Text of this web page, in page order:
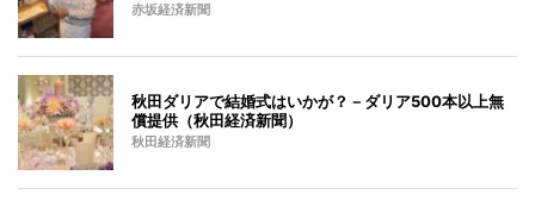
赤坂経済新聞
秋田ダリアで結婚式はいかが？－ダリア500本以上無
償提供（秋田経済新聞）
秋田経済新聞